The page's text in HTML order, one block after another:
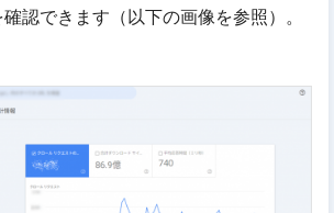
認できます（以下の画像を参照）。